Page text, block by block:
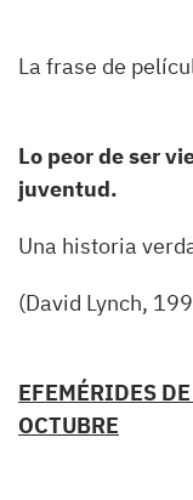
La frase de
Lo peor de ser
juventud.
Una historia
(David Lynch,
EFEMÉRIDES
OCTUBRE